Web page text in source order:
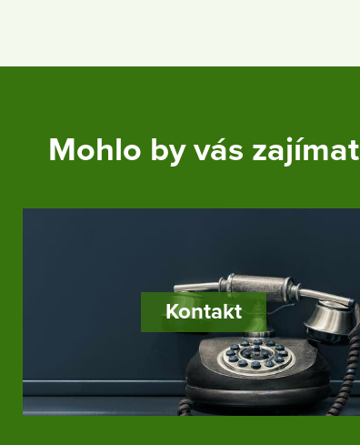
Mohlo by vás zajímat
Kontakt